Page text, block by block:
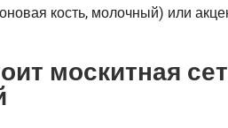
кость, молочный) или
москитная